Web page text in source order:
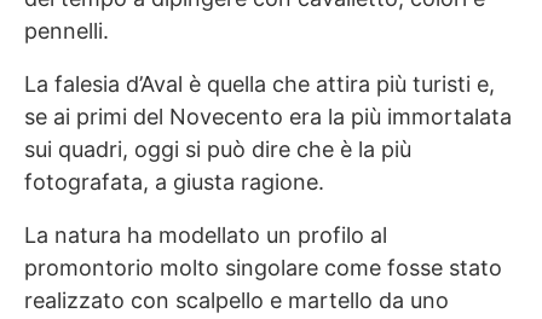
pennelli.
La falesia d’Aval è quella che attira più turisti e,
se ai primi del Novecento era la più immortalata
sui quadri, oggi si può dire che è la più
fotografata, a giusta ragione.
La natura ha modellato un profilo al
promontorio molto singolare come fosse stato
realizzato con scalpello e martello da uno